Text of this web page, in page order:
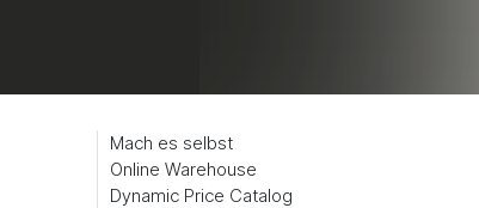
Mach es selbst
Online Warehouse
Dynamic Price Catalog